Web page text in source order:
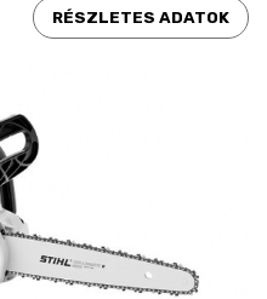
RÉSZLETES ADATOK